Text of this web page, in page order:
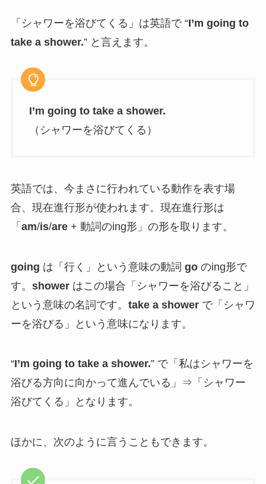
「シャワーを浴びてくる」は英語で “I’m going to
take a shower.” と言えます。
I’m going to take a shower.
（シャワーを浴びてくる）
英語では、今まさに行われている動作を表す場
合、現在進行形が使われます。現在進行形は
「 am/is/are + 動詞のing形」の形を取ります。
going は「行く」という意味の動詞 goのing形で
す。 showerはこの場合「シャワーを浴びること」
という意味の名詞です。 take a showerで「シャワ
ーを浴びる」という意味になります。
“I’m going to take a shower.” で「私はシャワーを
浴びる方向に向かって進んでいる」⇒「シャワー
浴びてくる」となります。
ほかに、次のように言うこともできます。